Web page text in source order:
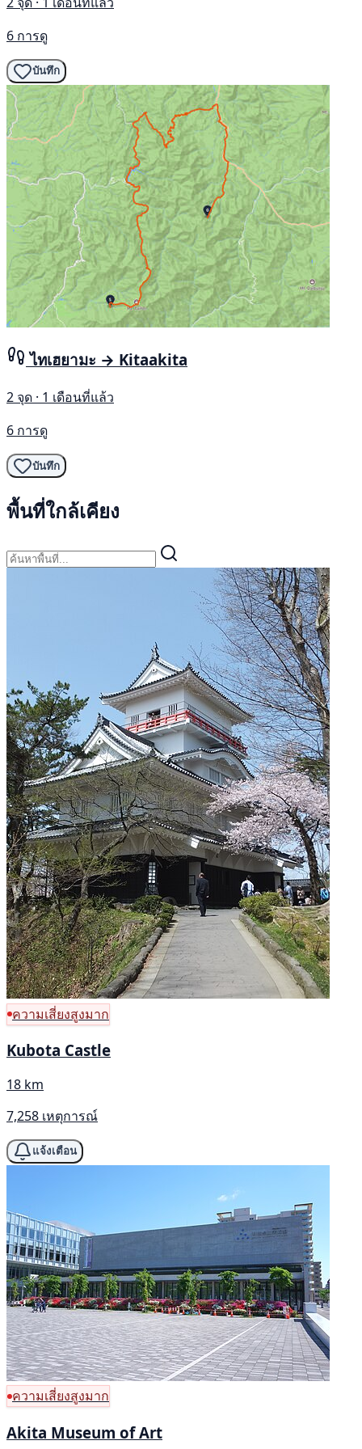
6 การดู
บันทึก
ไทเฮยามะ → Kitaakita
2 จุด · 1 เดือนที่แล้ว
6 การดู
บันทึก
พื้นที่ใกล้เคียง
ความเสี่ยงสูงมาก
Kubota Castle
18 km
7,258 เหตุการณ์
แจ้งเตือน
ความเสี่ยงสูงมาก
Akita Museum of Art